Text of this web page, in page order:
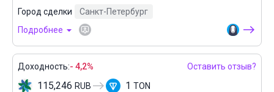
Город сделки
Санкт-Петербург
Подробнее
Доходность:- 4,2% Оставить отзыв?
115,246 RUB 1 TON